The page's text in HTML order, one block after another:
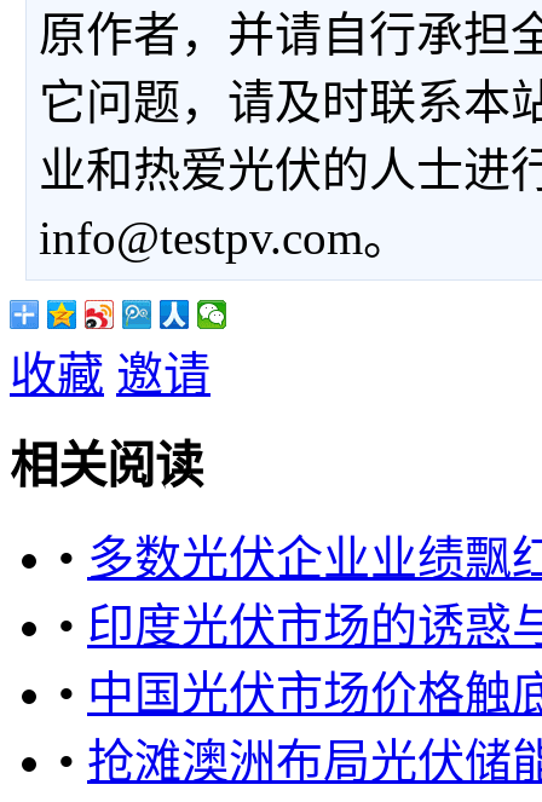
原作者，并请自行承担
它问题，请及时联系本
业和热爱光伏的人士进
info@testpv.com。
收藏 邀请
相关阅读
• 多数光伏企业业绩飘
• 印度光伏市场的诱惑
• 中国光伏市场价格触
• 抢滩澳洲布局光伏储